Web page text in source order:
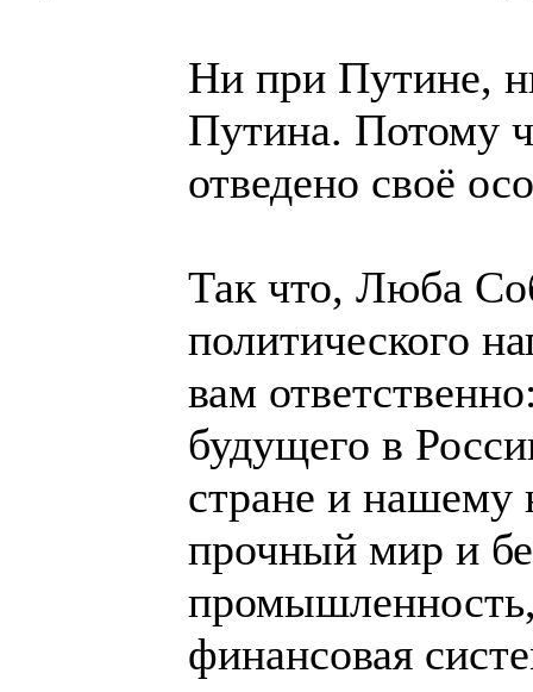
Ни при Путине,
Путина. Потому
отведено своё
Так что, Люба
политического
вам
будущего в
стране и нашему
прочный мир и
финансовая